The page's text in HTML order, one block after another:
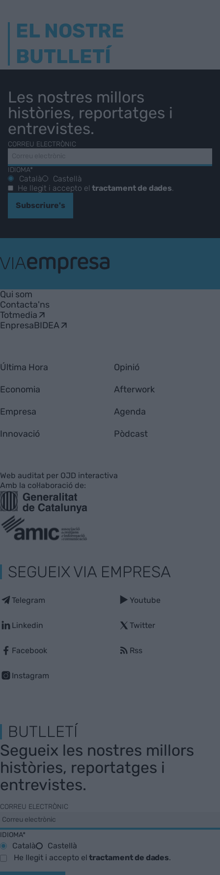
EL NOSTRE
BUTLLETÍ
Les nostres millors
històries, reportatges i
entrevistes.
CORREU ELECTRÒNIC
IDIOMA*
Català
Castellà
He llegit i accepto eltractament de dades
Subscriure's
Empresa
Qui som
Contacta'ns
Totmedia
EnpresaBIDEA
Última Hora
Economia
Empresa
Innovació
Opinió
Afterwork
Agenda
Pòdcast
Web auditat per OJD interactiva
Amb la col·laboració de:
SEGUEIX VIA EMPRESA
Telegram
Linkedin
Facebook
Instagram
Youtube
Twitter
Rss
BUTLLETÍ
Segueix les nostres millors
històries, reportatges i
entrevistes.
CORREU ELECTRÒNIC
IDIOMA*
Català
Castellà
He llegit i accepto eltractament de dades.